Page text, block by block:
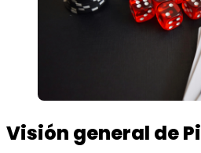
Visión general de